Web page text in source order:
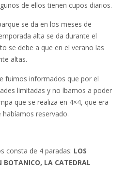
de ellos tienen cupos diarios.
se da en los meses de
alta se da durante el
se debe a que en el verano las
altas.
fuimos informados que por el
limitadas y no íbamos a poder
que se realiza en 4×4, que era
reservado.
consta de 4 paradas: LOS
BOTANICO, LA CATEDRAL